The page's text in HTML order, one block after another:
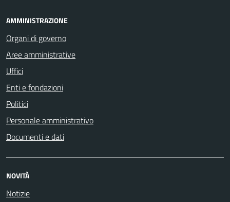
AMMINISTRAZIONE
Organi di governo
Aree amministrative
Uffici
Enti e fondazioni
Politici
Personale amministrativo
Documenti e dati
NOVITÀ
Notizie